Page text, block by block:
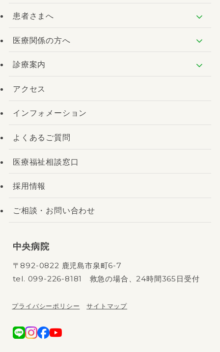
患者さまへ
医療関係の方へ
診療案内
アクセス
インフォメーション
よくあるご質問
医療福祉相談窓口
採用情報
ご相談・お問い合わせ
中央病院
〒892-0822 鹿児島市泉町6-7
tel. 099-226-8181 救急の場合、24時間365日受付
プライバシーポリシー サイトマップ